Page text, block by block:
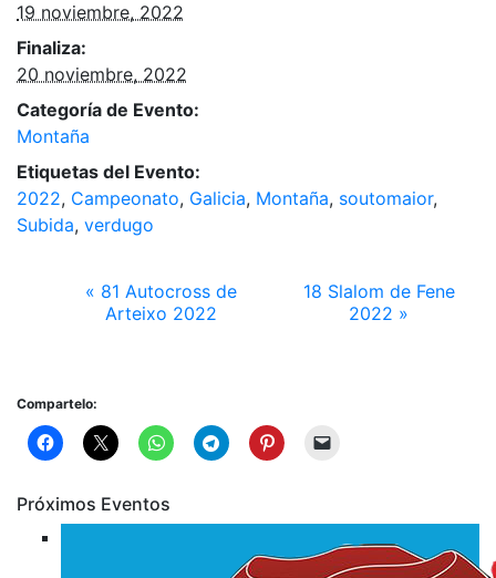
19 noviembre, 2022
Finaliza:
20 noviembre, 2022
Categoría de Evento:
Montaña
Etiquetas del Evento:
2022, Campeonato, Galicia, Montaña, soutomaior,
Subida, verdugo
« 81 Autocross de
Arteixo 2022
18 Slalom de Fene
2022 »
Compartelo:
Próximos Eventos